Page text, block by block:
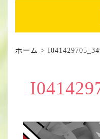
ホーム >